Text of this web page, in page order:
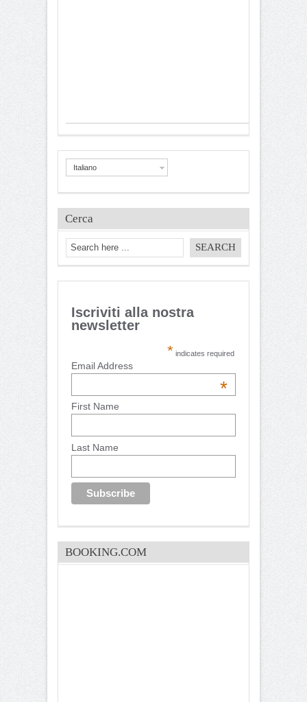
Italiano
Cerca
Iscriviti alla nostra
newsletter
* indicates required
Email Address
*
First Name
Last Name
BOOKING.COM